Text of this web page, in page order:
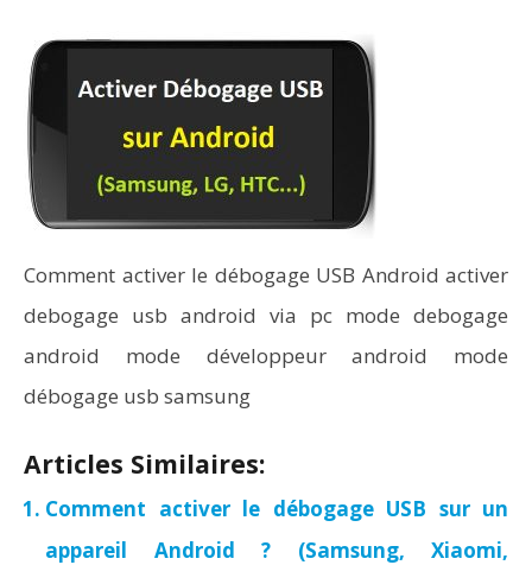
Comment activer le débogage USB Android activer
debogage usb android via pc mode debogage
android mode développeur android mode
débogage usb samsung
Articles Similaires:
Comment activer le débogage USB sur un
appareil Android ? (Samsung, Xiaomi,